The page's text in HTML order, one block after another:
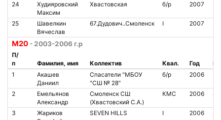
24
Худияровский
Максим
Хвастовская б/р 2007
25
Шавелкин
Вячеслав
67.Дудович..Смоленск I 2007
М20 - 2003-2006 г.р
П/
п
Фамилия, имя Коллектив Квал. Год
№
1
Акашев
Даниил
Спасатели "МБОУ
"СШ № 28"
б/р 2006
2
Емельянов
Александр
Смоленск СШ
(Хвастовский С.А.)
КМС 2006
3
Жариков
SEVEN HILLS I 2006